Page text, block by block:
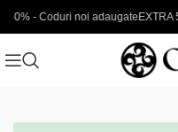
noi adaugate EXTRA 5%